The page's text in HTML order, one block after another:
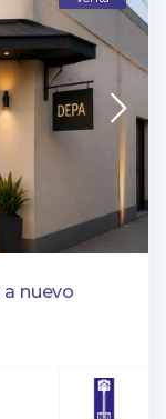
nuevo